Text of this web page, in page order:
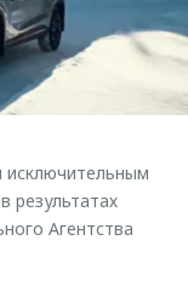
исключительным
результатах
Агентства